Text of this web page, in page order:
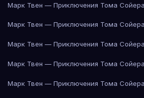
Марк Твен — Приключения Тома Сойера
Марк Твен — Приключения Тома Сойера
Марк Твен — Приключения Тома Сойера
Марк Твен — Приключения Тома Сойера
Марк Твен — Приключения Тома Сойера